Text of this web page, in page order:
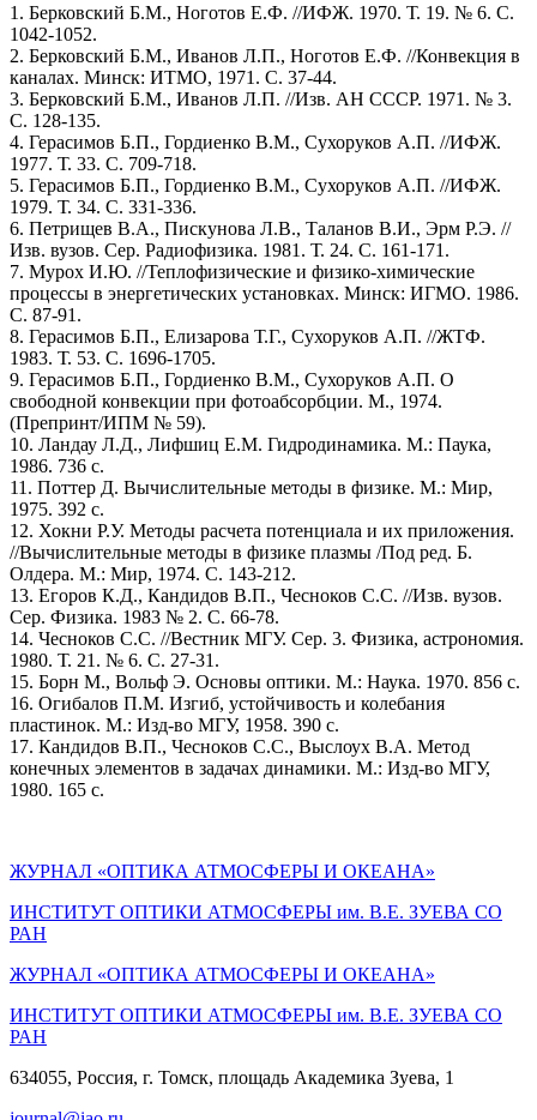
1. Берковский Б.М., Ноготов Е.Ф. //ИФЖ. 1970. Т. 19. № 6. С.
1042-1052.
2. Берковский Б.М., Иванов Л.П., Ноготов Е.Ф. //Конвекция в
каналах. Минск: ИТМО, 1971. С. 37-44.
3. Берковский Б.М., Иванов Л.П. //Изв. АН СССР. 1971. № 3.
С. 128-135.
4. Герасимов Б.П., Гордиенко В.М., Сухоруков А.П. //ИФЖ.
1977. Т. 33. С. 709-718.
5. Герасимов Б.П., Гордиенко В.М., Сухоруков А.П. //ИФЖ.
1979. Т. 34. С. 331-336.
6. Петрищев В.А., Пискунова Л.В., Таланов В.И., Эрм Р.Э. //
Изв. вузов. Сер. Радиофизика. 1981. Т. 24. С. 161-171.
7. Mypox И.Ю. //Теплофизические и физико-химические
процессы в энергетических установках. Минск: ИГМО. 1986.
С. 87-91.
8. Герасимов Б.П., Елизарова Т.Г., Сухоруков А.П. //ЖТФ.
1983. Т. 53. С. 1696-1705.
9. Герасимов Б.П., Гордиенко В.М., Сухоруков А.П. О
свободной конвекции при фотоабсорбции. М., 1974.
(Препринт/ИПМ № 59).
10. Ландау Л.Д., Лифшиц Е.М. Гидродинамика. М.: Паука,
1986. 736 с.
11. Поттер Д. Вычислительные методы в физике. М.: Мир,
1975. 392 с.
12. Хокни Р.У. Методы расчета потенциала и их приложения.
//Вычислительные методы в физике плазмы /Под ред. Б.
Олдера. М.: Мир, 1974. С. 143-212.
13. Егоров К.Д., Кандидов В.П., Чесноков С.С. //Изв. вузов.
Сер. Физика. 1983 № 2. С. 66-78.
14. Чесноков С.С. //Вестник МГУ. Сер. 3. Физика, астрономия.
1980. Т. 21. № 6. С. 27-31.
15. Борн М., Вольф Э. Основы оптики. М.: Наука. 1970. 856 с.
16. Огибалов П.М. Изгиб, устойчивость и колебания
пластинок. М.: Изд-во МГУ, 1958. 390 с.
17. Кандидов В.П., Чесноков С.С., Выслоух В.А. Метод
конечных элементов в задачах динамики. М.: Изд-во МГУ,
1980. 165 с.
ЖУРНАЛ «ОПТИКА АТМОСФЕРЫ И ОКЕАНА»
ИНСТИТУТ ОПТИКИ АТМОСФЕРЫ им. В.Е. ЗУЕВА СО
РАН
ЖУРНАЛ «ОПТИКА АТМОСФЕРЫ И ОКЕАНА»
ИНСТИТУТ ОПТИКИ АТМОСФЕРЫ им. В.Е. ЗУЕВА СО
РАН
634055, Россия, г. Томск, площадь Академика Зуева, 1